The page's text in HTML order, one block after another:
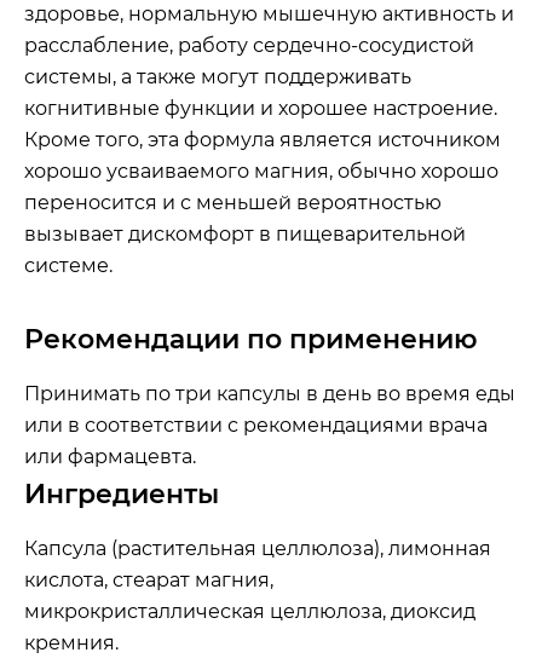
здоровье, нормальную мышечную активность и
расслабление, работу сердечно-сосудистой
системы, а также могут поддерживать
когнитивные функции и хорошее настроение.
Кроме того, эта формула является источником
хорошо усваиваемого магния, обычно хорошо
переносится и с меньшей вероятностью
вызывает дискомфорт в пищеварительной
системе.
Рекомендации по применению
Принимать по три капсулы в день во время еды
или в соответствии с рекомендациями врача
или фармацевта.
Ингредиенты
Капсула (растительная целлюлоза), лимонная
кислота, стеарат магния,
микрокристаллическая целлюлоза, диоксид
кремния.